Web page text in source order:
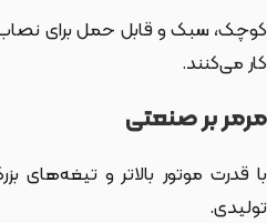
کوچک، سبک و قابل حمل برای
کار می‌کنند.
مرمر بر صنعتی
با قدرت موتور بالاتر و تیغه‌های
تولیدی.